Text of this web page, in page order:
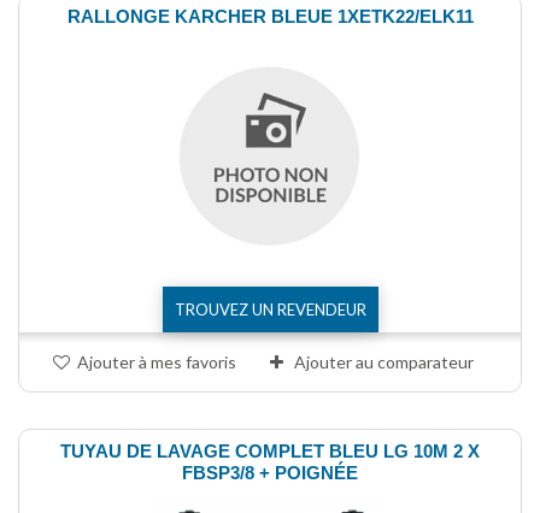
RALLONGE KARCHER BLEUE 1XETK22/ELK11
TROUVEZ UN REVENDEUR
Ajouter à mes favoris Ajouter au comparateur
TUYAU DE LAVAGE COMPLET BLEU LG 10M 2 X
FBSP3/8 + POIGNÉE